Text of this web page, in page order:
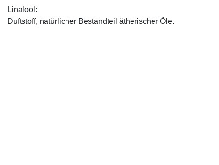
Linalool:
Duftstoff, natürlicher Bestandteil ätherischer Öle.